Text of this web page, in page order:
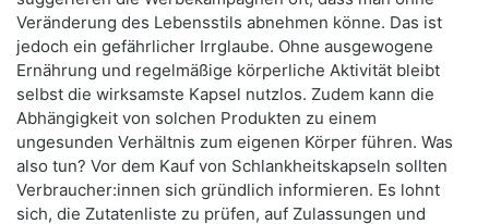
Veränderung des Lebensstils abnehmen könne. Das ist
jedoch ein gefährlicher Irrglaube. Ohne ausgewogene
Ernährung und regelmäßige körperliche Aktivität bleibt
selbst die wirksamste Kapsel nutzlos. Zudem kann die
Abhängigkeit von solchen Produkten zu einem
ungesunden Verhältnis zum eigenen Körper führen. Was
also tun? Vor dem Kauf von Schlankheitskapseln sollten
Verbraucher:innen sich gründlich informieren. Es lohnt
sich, die Zutatenliste zu prüfen, auf Zulassungen und